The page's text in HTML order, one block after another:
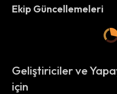
Ekip Güncellemeleri
Geliştiriciler ve
için